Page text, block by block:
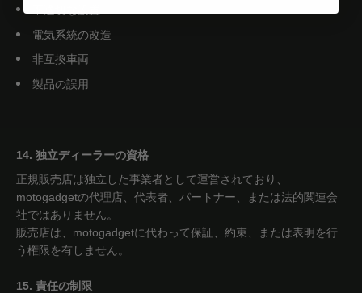
電気系統の改造
非互換車両
製品の誤用
14. 独立ディーラーの資格
正規販売店は独立した事業者として運営されており、
motogadgetの代理店、代表者、パートナー、または法的関連会
社ではありません。
販売店は、motogadgetに代わって保証、約束、または表明を行
う権限を有しません。
15. 責任の制限